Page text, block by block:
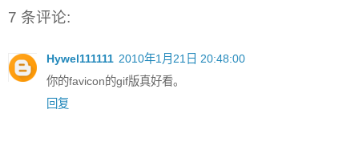
7 条评论:
Hywel111111 2010年1月21日 20:48:00
你的favicon的gif版真好看。
回复